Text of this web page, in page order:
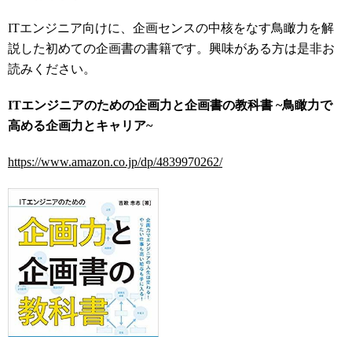
ITエンジニア向けに、企画センスの中核をなす鳥瞰力を解
説した初めての企画書の書籍です。興味がある方は是非お
読みください。
ITエンジニアのための企画力と企画書の教科書 ~鳥瞰力で
高める企画力とキャリア~
https://www.amazon.co.jp/dp/4839970262/